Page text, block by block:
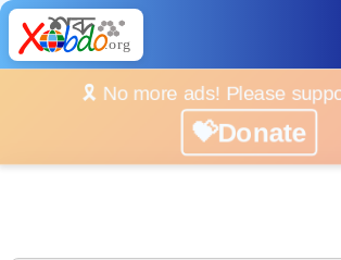
🎗️ No more ads! Please
💝Donate